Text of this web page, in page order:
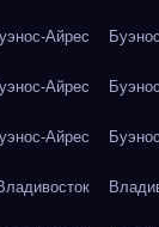
Айрес
Айрес
Айрес